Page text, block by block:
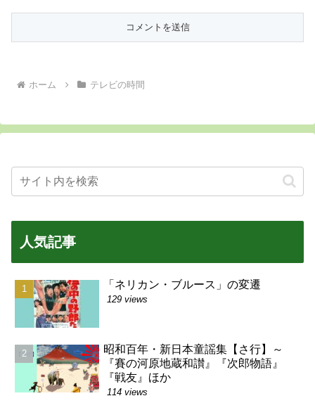
ホーム テレビの時間
人気記事
「ネリカン・ブルース」の変遷
129 views
昭和百年・新日本童謡集【さ行】～
『賽の河原地蔵和讃』『次郎物語』
『戦友』ほか
114 views